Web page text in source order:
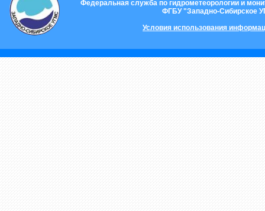
Федеральная служба по гидрометеорологии и
ФГБУ "Западно-Сибирское
Условия использования